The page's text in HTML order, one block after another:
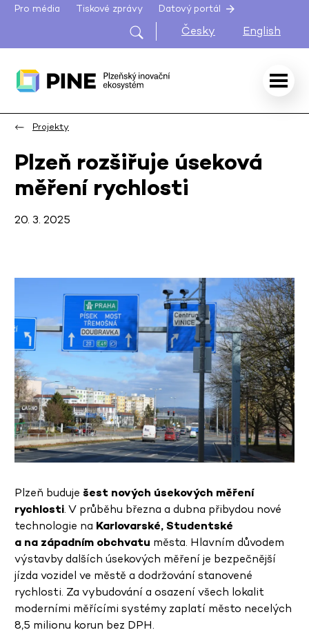
Pro média Tiskové zprávy Datový portál
Česky English
Projekty
Plzeň rozšiřuje úseková
měření rychlosti
20. 3. 2025
Plzeň buduje šest nových úsekových měření
rychlosti. V průběhu března a dubna přibydou nové
technologie na Karlovarské, Studentské
a na západním obchvatu města. Hlavním důvodem
výstavby dalších úsekových měření je bezpečnější
jízda vozidel ve městě a dodržování stanovené
rychlosti. Za vybudování a osazení všech lokalit
moderními měřícími systémy zaplatí město necelých
8,5 milionu korun bez DPH.